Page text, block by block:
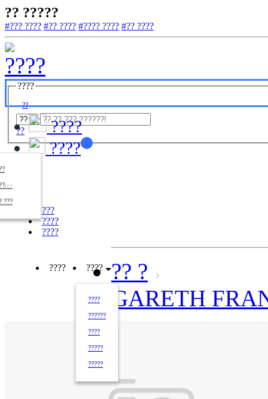
?? ?????
#??? ???? #?? ???? #???? ???? #?? ????
????
??
?? ????
??
???
????
????
???
????
????
???? ????
????
??????
????
?????
?????
?? ?
GARETH